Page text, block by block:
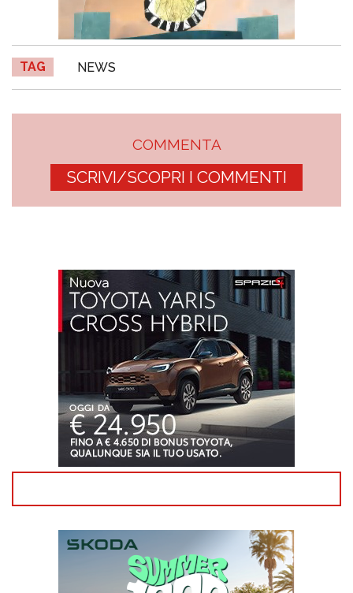
TAG NEWS
COMMENTA
SCRIVI/SCOPRI I COMMENTI